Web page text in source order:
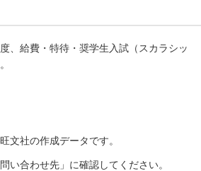
、給費・特待・奨学生入試（スカラシッ
文社の作成データです。
い合わせ先」に確認してください。